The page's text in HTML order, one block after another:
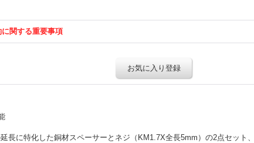
関する重要事項
お気に入り登録
長に特化した銅材スペーサーとネジ（KM1.7X全長5mm）の2点セット